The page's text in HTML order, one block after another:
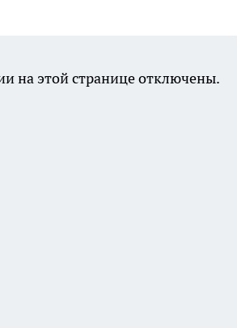
на этой странице отключены.